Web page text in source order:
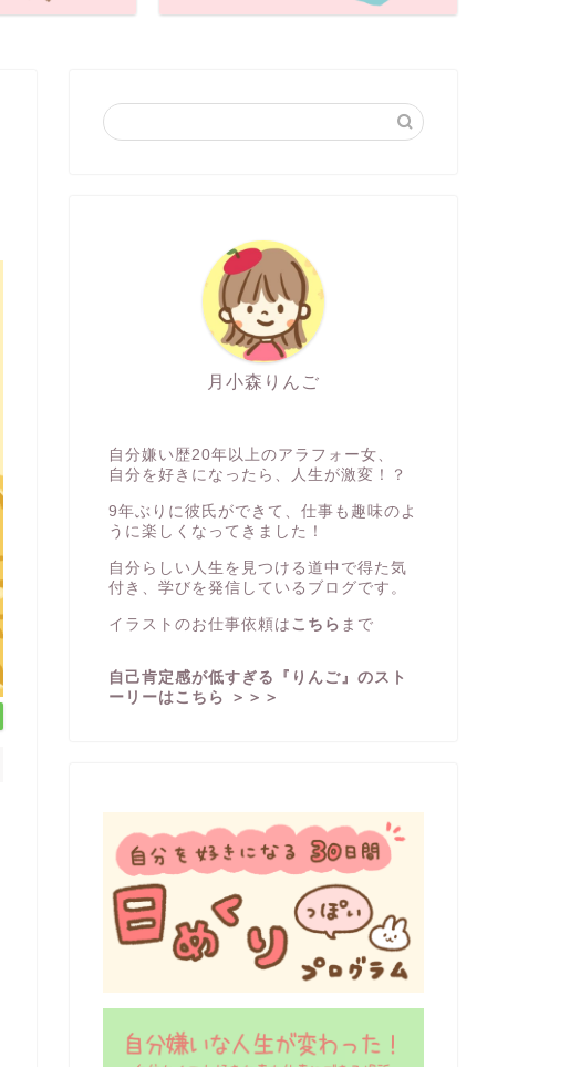
月小森りんご
自分嫌い歴20年以上のアラフォー女、
自分を好きになったら、人生が激変！？
9年ぶりに彼氏ができて、仕事も趣味のよ
うに楽しくなってきました！
自分らしい人生を見つける道中で得た気
付き、学びを発信しているブログです。
イラストのお仕事依頼は こちら まで
自己肯定感が低すぎる『りんご』のスト
ーリーはこちら ＞＞＞